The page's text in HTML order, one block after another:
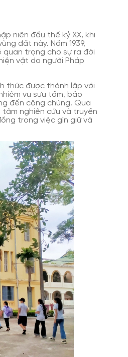
niên đầu thế kỷ XX, khi
đất này. Năm 1939,
quan trọng cho sự ra đời
vật do người Pháp
thức được thành lập với
vụ sưu tầm, bảo
đến công chúng. Qua
nghiên cứu và truyền
trong việc gìn giữ và